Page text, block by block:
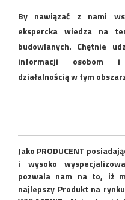
By nawiązać z nami
ekspercka wiedza na
budowlanych. Chętnie
informacji osobom i
działalnością w tym
Jako PRODUCENT
i wysoko
pozwala nam na to, iż
najlepszy Produkt na